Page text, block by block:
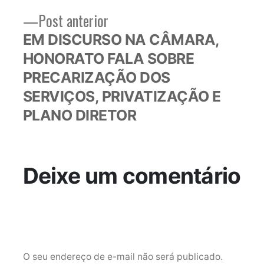
Post anteriorPost
anterior:
EM DISCURSO NA CÂMARA,
HONORATO FALA SOBRE
PRECARIZAÇÃO DOS
SERVIÇOS, PRIVATIZAÇÃO E
PLANO DIRETOR
Deixe um comentário
O seu endereço de e-mail não será publicado.